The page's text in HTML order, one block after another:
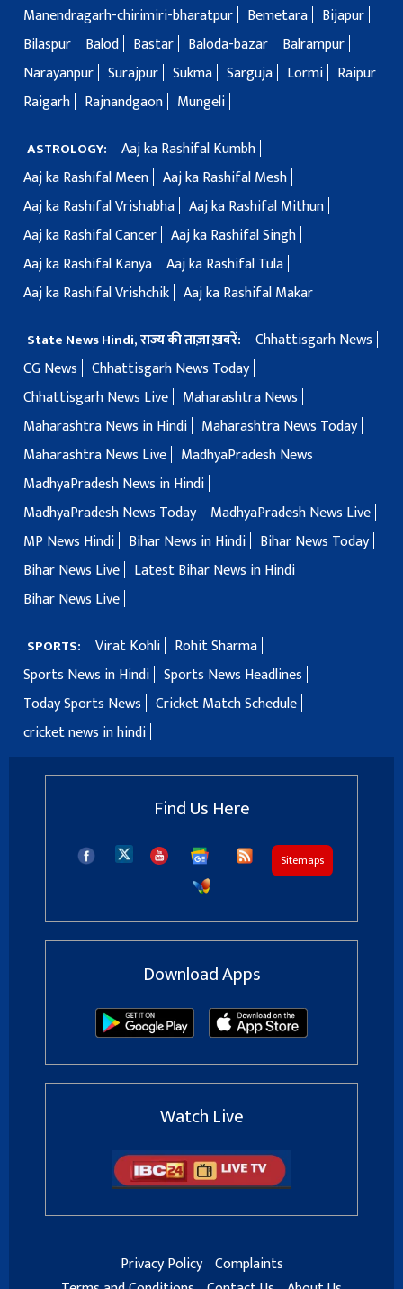
Manendragarh-chirimiri-bharatpur
Bemetara
Bijapur
Bilaspur
Balod Bastar Baloda-bazar
Balrampur
Narayanpur Surajpur Sukma Sarguja Lormi
Raipur
Raigarh
Rajnandgaon Mungeli
ASTROLOGY:
Aaj ka Rashifal Kumbh
Aaj ka Rashifal Meen Aaj ka Rashifal Mesh
Aaj ka Rashifal Vrishabha Aaj ka Rashifal Mithun
Aaj ka Rashifal Cancer Aaj ka Rashifal Singh
Aaj ka Rashifal Kanya Aaj ka Rashifal Tula
Aaj ka Rashifal Vrishchik Aaj ka Rashifal Makar
State News Hindi, राज्य की ताज़ा ख़बरें:
Chhattisgarh News
CG News
Chhattisgarh News Today
Chhattisgarh News Live
Maharashtra News
Maharashtra News in Hindi
Maharashtra News Today
Maharashtra News Live
MadhyaPradesh News
MadhyaPradesh News in Hindi
MadhyaPradesh News Today
MadhyaPradesh News Live
MP News Hindi
Bihar News in Hindi
Bihar News Today
Bihar News Live
Latest Bihar News in Hindi
Bihar News Live
SPORTS: Virat Kohli
Rohit Sharma
Sports News in Hindi Sports News Headlines
Today Sports News
Cricket Match Schedule
cricket news in hindi
Find Us Here
Sitemaps
Download Apps
Watch Live
Privacy Policy Complaints